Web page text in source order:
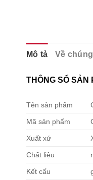
Mô tả Về
THÔNG SỐ SẢN
Tên sản phẩm
Mã sản phẩm
Xuất xứ
Chất liệu
Kết cấu